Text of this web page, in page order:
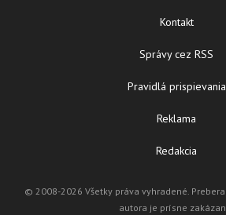
Kontakt
Správy cez RSS
Pravidlá prispievania
Reklama
Redakcia
© 2008-2026 Všetky práva vyhradené.
autora je prísne